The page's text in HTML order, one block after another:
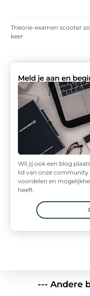
Theorie-examen scooter
keer
Meld je aan en
Wil jij ook een blog
lid van onze community
voordelen en
heeft.
--- Andere